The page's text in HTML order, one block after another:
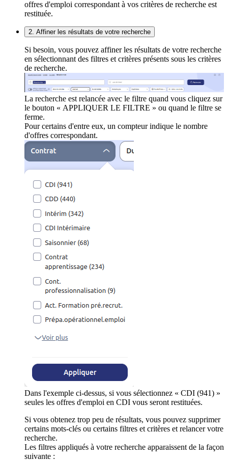
offres d'emploi correspondant à vos critères de recherche est
restituée.
2. Affiner les résultats de votre recherche
Si besoin, vous pouvez affiner les résultats de votre recherche
en sélectionnant des filtres et critères présents sous les critères
de recherche.
La recherche est relancée avec le filtre quand vous cliquez sur
le bouton « APPLIQUER LE FILTRE » ou quand le filtre se
ferme.
Pour certains d'entre eux, un compteur indique le nombre
d'offres correspondant.
Dans l'exemple ci-dessus, si vous sélectionnez « CDI (941) »
seules les offres d'emploi en CDI vous seront restituées.
Si vous obtenez trop peu de résultats, vous pouvez supprimer
certains mots-clés ou certains filtres et critères et relancer votre
recherche.
Les filtres appliqués à votre recherche apparaissent de la façon
suivante :